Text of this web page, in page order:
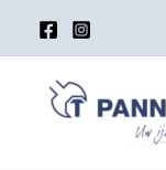
inhoud